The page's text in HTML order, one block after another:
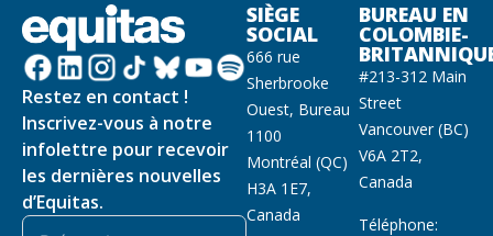
Restez en contact !
Inscrivez-vous à notre
infolettre pour recevoir
les dernières nouvelles
d’Equitas.
SIÈGE
SOCIAL
666 rue
Sherbrooke
Ouest, Bureau
1100
Montréal (QC)
H3A 1E7,
Canada
BUREAU EN
COLOMBIE-
#213-312 Main
Street
Vancouver (BC)
V6A 2T2,
Canada
Téléphone: